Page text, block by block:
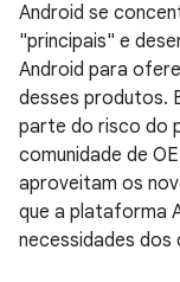
Android se
"principais" e
Android para
desses produtos.
parte do risco do
comunidade de
aproveitam os
que a plataforma
necessidades dos